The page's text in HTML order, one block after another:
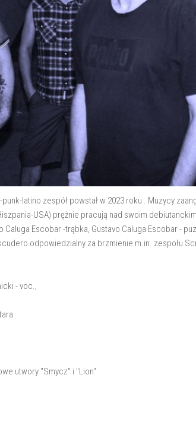
latino zespół powstał w 2023 roku . Muzycy
USA) prężnie pracują nad swoim
Caluga Escobar -trąbka, Gustavo Caluga Escobar -
odpowiedzialny za brzmienie m.in. zespołu
- voc.,
utwory "Smycz" i "Lion"